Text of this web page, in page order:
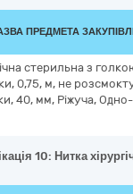
ПРЕДМЕТА
стерильна з
0,75, м, не
40, мм, Ріжуча, Одно-
10: Нитка